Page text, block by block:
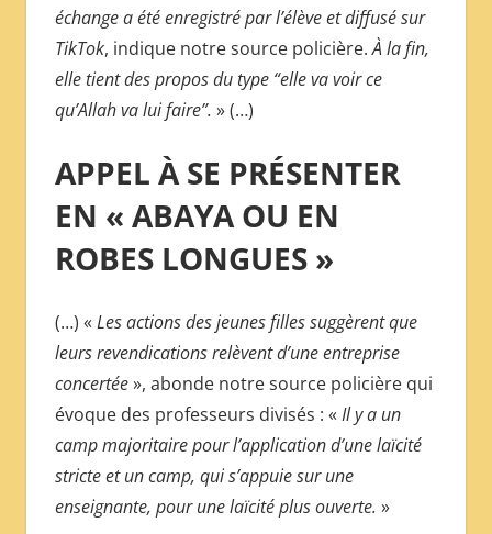
échange a été enregistré par l’élève et diffusé sur
TikTok, indique notre source policière.À la fin,
elle tient des propos du type “elle va voir ce
qu’Allah va lui faire”. » (…)
APPEL À SE PRÉSENTER
EN « ABAYA OU EN
ROBES LONGUES »
(…) «Les actions des jeunes filles suggèrent que
leurs revendications relèvent d’une entreprise
concertée», abonde notre source policière qui
évoque des professeurs divisés : «Il y a un
camp majoritaire pour l’application d’une laïcité
stricte et un camp, qui s’appuie sur une
enseignante, pour une laïcité plus ouverte. »